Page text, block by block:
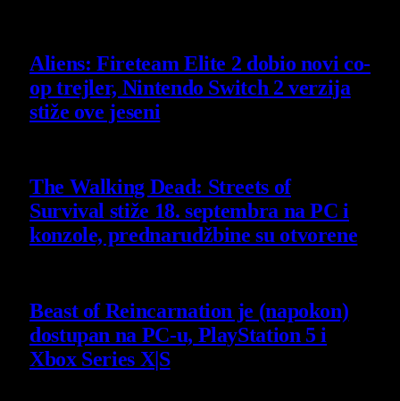
Aliens: Fireteam Elite 2 dobio novi co-
op trejler, Nintendo Switch 2 verzija
stiže ove jeseni
The Walking Dead: Streets of
Survival stiže 18. septembra na PC i
konzole, prednarudžbine su otvorene
Beast of Reincarnation je (napokon)
dostupan na PC-u, PlayStation 5 i
Xbox Series X|S